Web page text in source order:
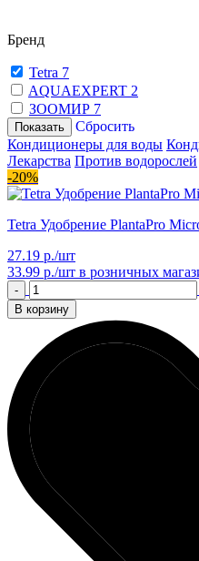
Бренд
Tetra 7
AQUAEXPERT 2
ЗООМИР 7
Показать
Сбросить
Кондиционеры для воды
Лекарства Против водорослей
-20%
Tetra Удобрение PlantaPro
27.19 р./шт
33.99 р./шт в розничных
-
В корзину